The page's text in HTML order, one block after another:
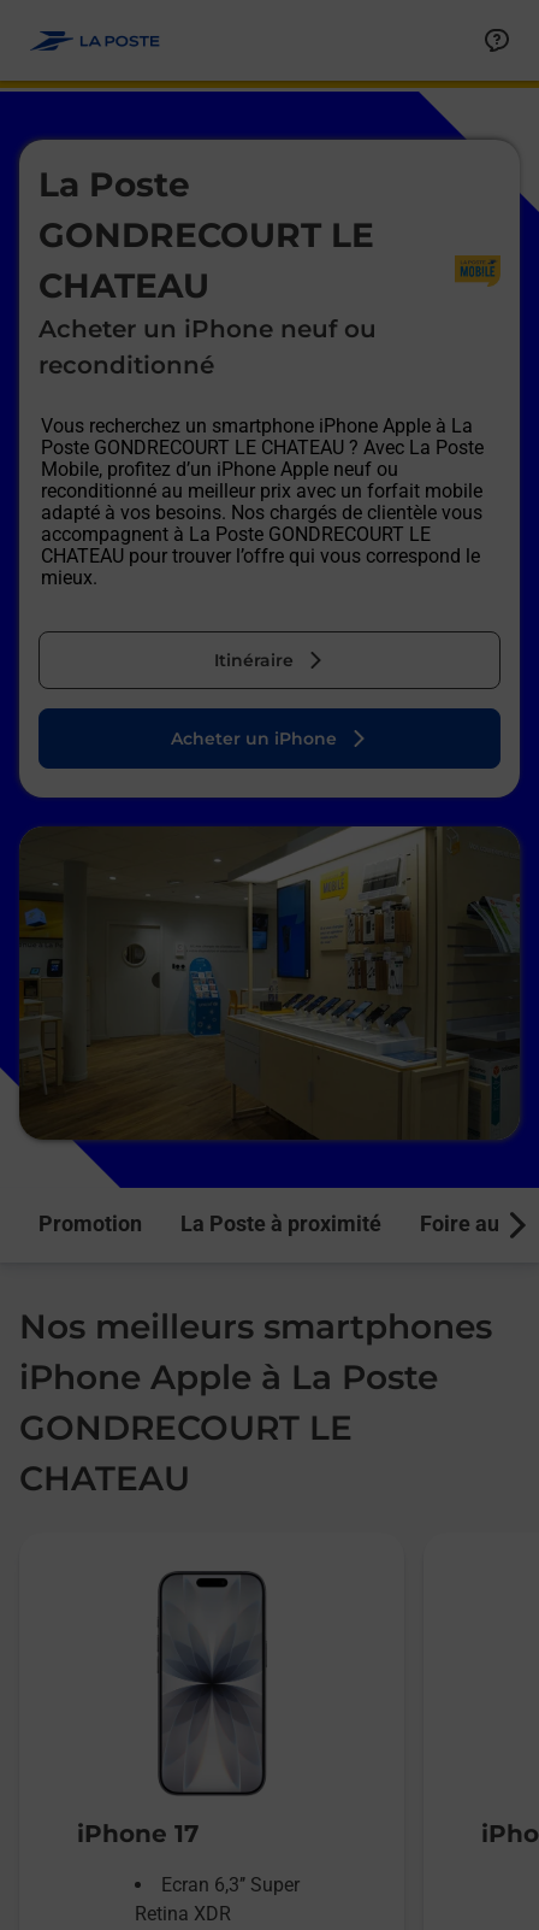
La Poste
GONDRECOURT LE
CHATEAU
Acheter un iPhone neuf ou
reconditionné
Vous recherchez un smartphone iPhone Apple à La
Poste GONDRECOURT LE CHATEAU ? Avec La Poste
Mobile, profitez d’un iPhone Apple neuf ou
reconditionné au meilleur prix avec un forfait mobile
adapté à vos besoins. Nos chargés de clientèle vous
accompagnent à La Poste GONDRECOURT LE
CHATEAU pour trouver l’offre qui vous correspond le
mieux.
Itinéraire
Le lien s'ouvre dans un nouvel onglet
Acheter un iPhone
Promotion La Poste à proximité Foire aux
Nos meilleurs smartphones
iPhone Apple à La Poste
GONDRECOURT LE
CHATEAU
iPhone 17
Ecran 6,3’’ Super
Retina XDR